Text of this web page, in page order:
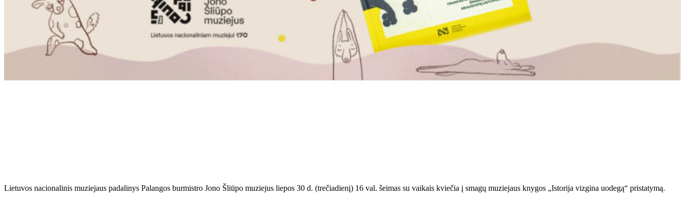
Lietuvos nacionalinis muziejaus padalinys Palangos burmistro Jono Šliūpo muziejus liepos 30 d. (trečiadienį) 16 val. šeimas su vaikais kviečia į smagų muziejaus knygos „Istorija vizgina uodegą“ pristatymą.